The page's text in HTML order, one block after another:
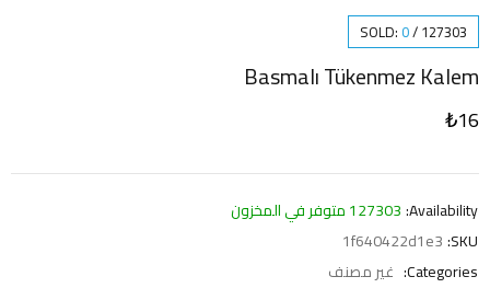
SOLD: 0/127303
Basmalı Tükenmez Kalem
₺16
Availability: 127303 متوفر في المخزون
SKU:
1f640422d1e3
Categories: غير مصنف